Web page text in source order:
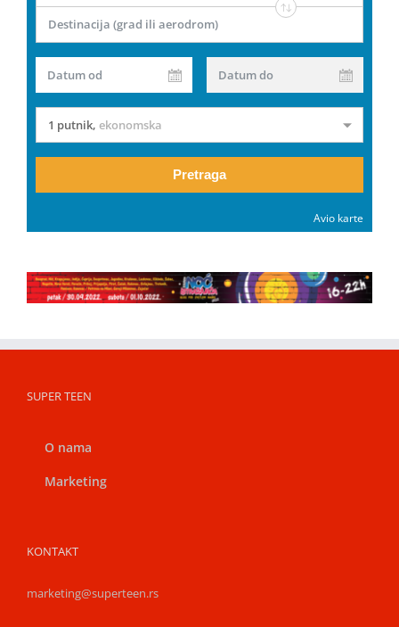
Destinacija (grad ili aerodrom)
Datum od Datum do
1 putnik, ekonomska
Pretraga
Avio karte
SUPER TEEN
O nama
Marketing
KONTAKT
marketing@superteen.rs